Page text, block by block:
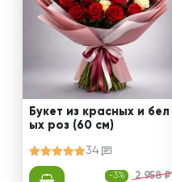
Букет из красных и бел
ых роз (60 см)
34
-3% 2 958 ₽